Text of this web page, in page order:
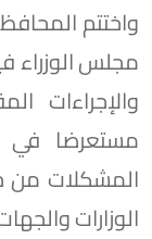
واختتم
مجلس الوزراء
والإجراءات
مستعرضا في
المشكلات من
الوزارات